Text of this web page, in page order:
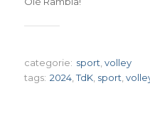
categorie: sport,volley
tags: 2024,TdK, sport,